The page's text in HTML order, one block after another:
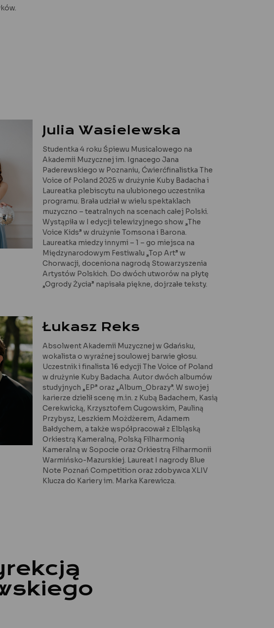
Julia Wasielewska
Studentka 4 roku Śpiewu Musicalowego na
Akademii Muzycznej im. Ignacego Jana
Paderewskiego w Poznaniu, Ćwierćfinalistka The
Voice of Poland 2025 w drużynie Kuby Badacha i
Laureatka plebiscytu na ulubionego uczestnika
programu. Brała udział w wielu spektaklach
muzyczno – teatralnych na scenach całej Polski.
Wystąpiła w I edycji telewizyjnego show „The
Voice Kids” w drużynie Tomsona i Barona.
Laureatka miedzy innymi – 1 – go miejsca na
Międzynarodowym Festiwalu „Top Art” w
Chorwacji, doceniona nagrodą Stowarzyszenia
Artystów Polskich. Do dwóch utworów na płytę
„Ogrody Życia” napisała piękne, dojrzałe teksty.
Łukasz Reks
Absolwent Akademii Muzycznej w Gdańsku,
wokalista o wyraźnej soulowej barwie głosu.
Uczestnik i finalista 16 edycji The Voice of Poland
w drużynie Kuby Badacha. Autor dwóch albumów
studyjnych „EP” oraz „Album_Obrazy”. W swojej
karierze dzielił scenę m.in. z Kubą Badachem, Kasią
Cerekwicką, Krzysztofem Cugowskim, Pauliną
Przybysz, Leszkiem Możdżerem, Adamem
Bałdychem, a także współpracował z Elbląską
Orkiestrą Kameralną, Polską Filharmonią
Kameralną w Sopocie oraz Orkiestrą Filharmonii
Warmińsko-Mazurskiej. Laureat I nagrody Blue
Note Poznań Competition oraz zdobywca XLIV
Klucza do Kariery im. Marka Karewicza.